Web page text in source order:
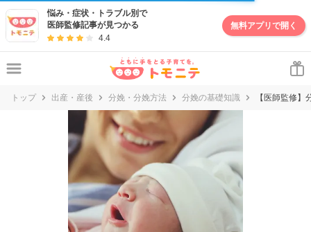
悩み・症状・トラブル別で
医師監修記事が見つかる
4.4
無料アプリで開く
トップ 出産・産後 分娩・分娩方法 分娩の基礎知識 【医師監修
妊娠・出産・子育て情報サイト | トモニテ